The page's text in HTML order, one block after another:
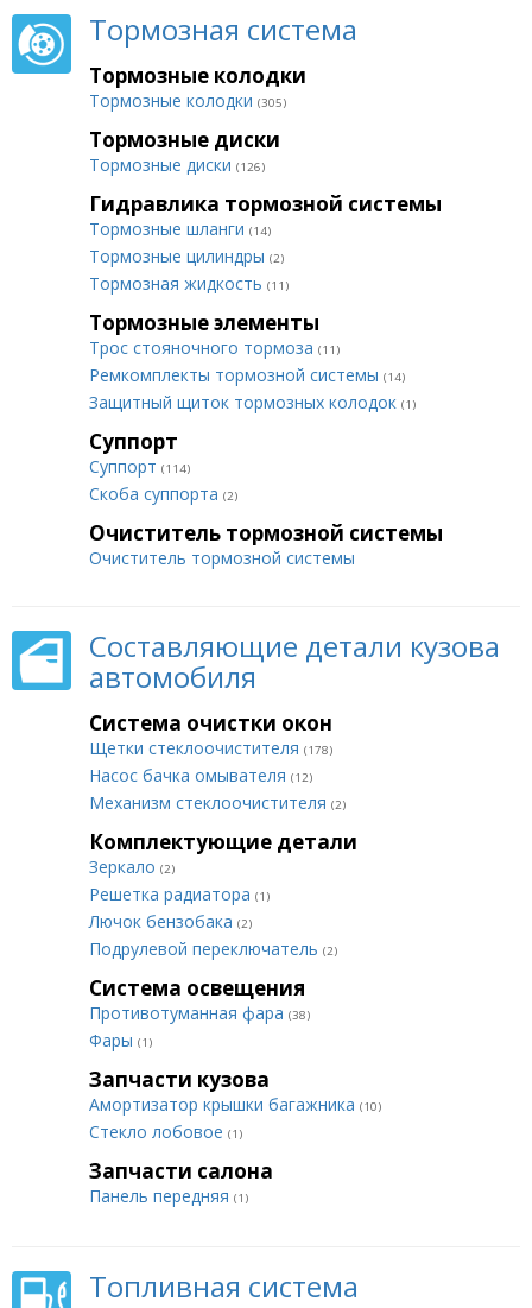
Тормозная система
Тормозные колодки
Тормозные колодки (305)
Тормозные диски
Тормозные диски (126)
Гидравлика тормозной системы
Тормозные шланги (14)
Тормозные цилиндры (2)
Тормозная жидкость (11)
Тормозные элементы
Трос стояночного тормоза (11)
Ремкомплекты тормозной системы (14)
Защитный щиток тормозных колодок (1)
Суппорт
Суппорт (114)
Скоба суппорта (2)
Очиститель тормозной системы
Очиститель тормозной системы
Составляющие детали кузова
автомобиля
Система очистки окон
Щетки стеклоочистителя (178)
Насос бачка омывателя (12)
Механизм стеклоочистителя (2)
Комплектующие детали
Зеркало (2)
Решетка радиатора (1)
Лючок бензобака (2)
Подрулевой переключатель (2)
Система освещения
Противотуманная фара (38)
Фары (1)
Запчасти кузова
Амортизатор крышки багажника (10)
Стекло лобовое (1)
Запчасти салона
Панель передняя (1)
Топливная система